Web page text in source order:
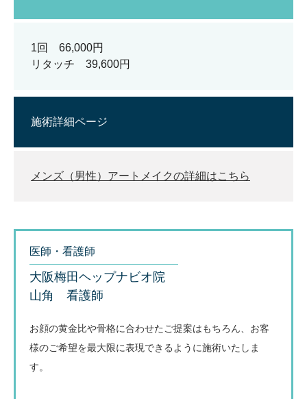
1回 66,000円
リタッチ 39,600円
施術詳細ページ
メンズ（男性）アートメイクの詳細はこちら
医師・看護師
大阪梅田ヘップナビオ院
山角 看護師
お顔の黄金比や骨格に合わせたご提案はもちろん、お客
様のご希望を最大限に表現できるように施術いたしま
す。